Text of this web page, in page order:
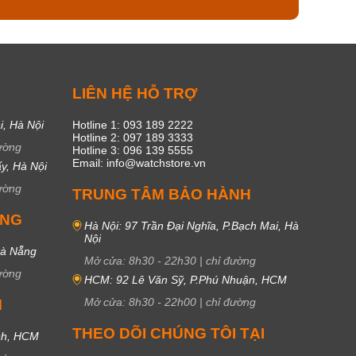
Hà Nội
Hà Nội
Nẵng
HCM
LIÊN HỆ HỖ TRỢ
Hotline 1: 093 189 2222
Hotline 2: 097 189 3333
Hotline 3: 096 139 5555
Email: info@watchstore.vn
TRUNG TÂM BẢO HÀNH
Hà Nội: 97 Trần Đại Nghĩa, P.Bạch Mai, Hà
Nội
Mở cửa: 8h30 - 22h30 | chỉ đường
HCM: 92 Lê Văn Sỹ, P.Phú Nhuận, HCM
Mở cửa: 8h30 - 22h00 | chỉ đường
THEO DÕI CHÚNG TÔI TẠI